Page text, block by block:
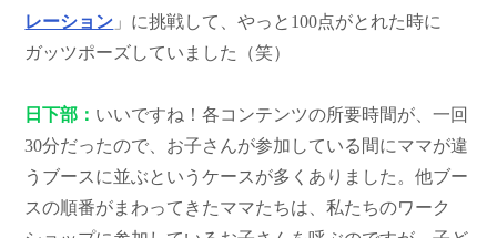
レーション 」に挑戦して、やっと100点がとれた時に
ガッツポーズしていました（笑）
日下部： いいですね！各コンテンツの所要時間が、一回
30分だったので、お子さんが参加している間にママが違
うブースに並ぶというケースが多くありました。他ブー
スの順番がまわってきたママたちは、私たちのワーク